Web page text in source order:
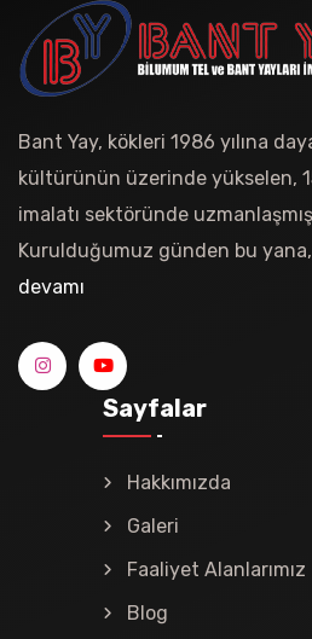
Bant Yay, kökleri 1986 yılına
kültürünün üzerinde yükselen,
imalatı sektöründe
Kurulduğumuz günden bu
devamı
Sayfalar
Hakkımızda
Galeri
Faaliyet Alanlarımız
Blog